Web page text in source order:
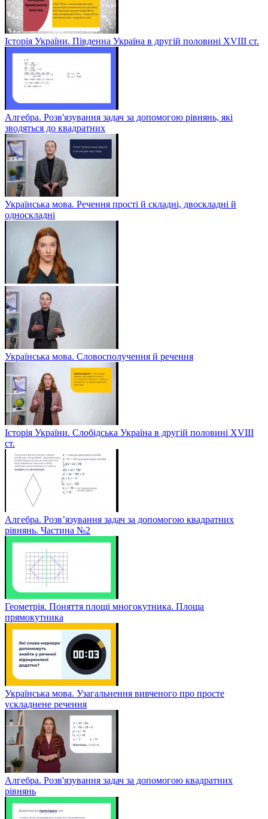
Історія України. Південна Україна в другій половині ХVІІІ ст.
Алгебра. Розв'язування задач за допомогою рівнянь, які
зводяться до квадратних
Українська мова. Речення прості й складні, двоскладні й
односкладні
Українська мова. Словосполучення й речення
Історія України. Слобідська Україна в другій половині ХVIIІ
ст.
Алгебра. Розв’язування задач за допомогою квадратних
рівнянь. Частина №2
Геометрія. Поняття площі многокутника. Площа
прямокутника
Українська мова. Узагальнення вивченого про просте
ускладнене речення
Алгебра. Розв'язування задач за допомогою квадратних
рівнянь